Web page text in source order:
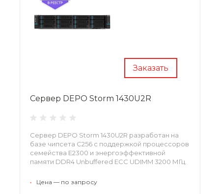
Заказать
Сервер DEPO Storm 1430U2R
Сервер DEPO Storm 1430U2R разработан на
базе чипсета C256 с поддержкой процессоров
семейства E2300 и энергоэффективной
памяти DDR4 Unbuffered ECC UDIMM 3200 МГц.
• Цена — по запросу